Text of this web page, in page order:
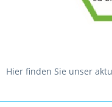
Hier finden Sie unser